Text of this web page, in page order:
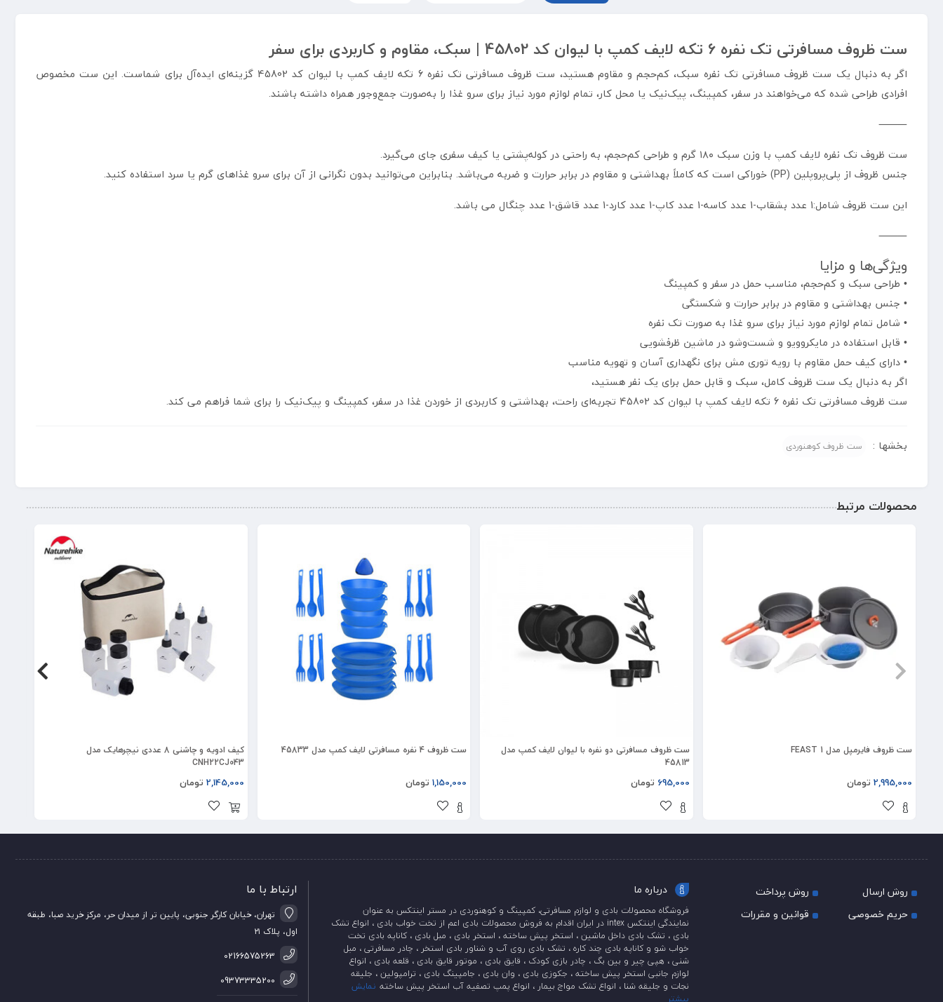
ست ظروف مسافرتی تک نفره 6 تکه لایف کمپ با لیوان کد 45802 | سبک، مقاوم و کاربردی برای سفر
اگر به دنبال یک ست ظروف مسافرتی تک نفره سبک، کم‌حجم و مقاوم هستید، ست ظروف مسافرتی تک نفره 6 تکه لایف کمپ با لیوان کد 45802 گزینه‌ای ایده‌آل برای شماست. این ست مخصوص
افرادی طراحی شده که می‌خواهند در سفر، کمپینگ، پیک‌نیک یا محل کار، تمام لوازم مورد نیاز برای سرو غذا را به‌صورت جمع‌وجور همراه داشته باشند.
⸻
ست ظروف تک نفره لایف کمپ با وزن سبک ۱۸۰ گرم و طراحی کم‌حجم، به راحتی در کوله‌پشتی یا کیف سفری جای می‌گیرد.
جنس ظروف از پلی‌پروپلین (PP) خوراکی است که کاملاً بهداشتی و مقاوم در برابر حرارت و ضربه می‌باشد. بنابراین می‌توانید بدون نگرانی از آن برای سرو غذاهای گرم یا سرد استفاده کنید.
این ست ظروف شامل:1 عدد بشقاب-1 عدد کاسه-1 عدد کاپ-1 عدد کارد-1 عدد قاشق-1 عدد چنگال می باشد.
⸻
ویژگی‌ها و مزایا
• طراحی سبک و کم‌حجم، مناسب حمل در سفر و کمپینگ
• جنس بهداشتی و مقاوم در برابر حرارت و شکستگی
• شامل تمام لوازم مورد نیاز برای سرو غذا به صورت تک نفره
• قابل استفاده در مایکروویو و شست‌وشو در ماشین ظرفشویی
• دارای کیف حمل مقاوم با رویه توری مش برای نگهداری آسان و تهویه مناسب
اگر به دنبال یک ست ظروف کامل، سبک و قابل حمل برای یک نفر هستید،
ست ظروف مسافرتی تک نفره 6 تکه لایف کمپ با لیوان کد 45802 تجربه‌ای راحت، بهداشتی و کاربردی از خوردن غذا در سفر، کمپینگ و پیک‌نیک را برای شما فراهم می کند.
بخشها : ست ظروف کوهنوردی
محصولات مرتبط
ست ظروف فایرمپل مدل FEAST 1
2,995,000 تومان
ست ظروف مسافرتی دو نفره با لیوان لایف کمپ مدل
45813
695,000 تومان
ست ظروف 4 نفره مسافرتی لایف کمپ مدل 45833
1,150,000 تومان
کیف ادویه و چاشنی 8 عددی نیچرهایک مدل
CNH22CJ043
2,145,000 تومان
روش ارسال
روش پرداخت
حریم خصوصی
قوانین و مقررات
درباره ما
فروشگاه محصولات بادی و لوازم مسافرتی، کمپینگ و کوهنوردی در مستر اینتکس به عنوان
نمایندگی اینتکس intex در ایران اقدام به فروش محصولات بادی اعم از تخت خواب بادی ، انواع تشک
بادی ، تشک بادی داخل ماشین ، استخر پیش ساخته ، استخر بادی ، مبل بادی ، کاناپه بادی تخت
خواب شو و کاناپه بادی چند کاره ، تشک بادی روی آب و شناور بادی استخر ، چادر مسافرتی ، مبل
شنی ، هپی چیر و بین بگ ، چادر بازی کودک ، قایق بادی ، موتور قایق بادی ، قلعه بادی ، انواع
لوازم جانبی استخر پیش ساخته ، جکوزی بادی ، وان بادی ، جامپینگ بادی ، ترامپولین ، جلیقه
نجات و جلیقه شنا ، انواع تشک مواج بیمار ، انواع پمپ تصفیه آب استخر پیش ساخته نمایش
بیشتر
ارتباط با ما
تهران، خیابان کارگر جنوبی، پایین تر از میدان حر، مرکز خرید صبا، طبقه
اول، پلاک ۲۱
02166575263
09373335200